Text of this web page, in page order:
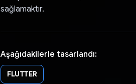
sağlamaktır.
Aşağıdakilerle tasarlandı:
FLUTTER